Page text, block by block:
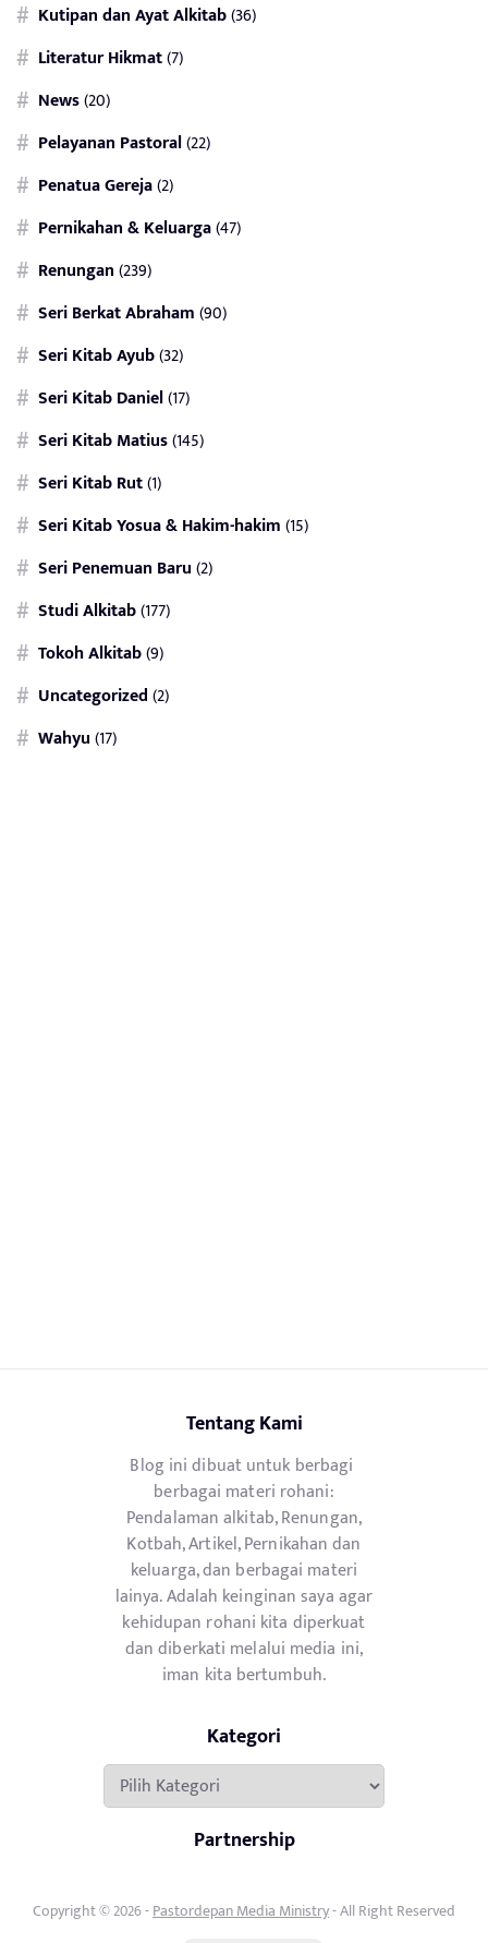
Kutipan dan Ayat Alkitab(36)
Literatur Hikmat(7)
News(20)
Pelayanan Pastoral(22)
Penatua Gereja(2)
Pernikahan & Keluarga(47)
Renungan(239)
Seri Berkat Abraham(90)
Seri Kitab Ayub(32)
Seri Kitab Daniel(17)
Seri Kitab Matius(145)
Seri Kitab Rut(1)
Seri Kitab Yosua & Hakim-hakim(15)
Seri Penemuan Baru(2)
Studi Alkitab(177)
Tokoh Alkitab(9)
Uncategorized(2)
Wahyu(17)
Tentang Kami
Blog ini dibuat untuk berbagi
berbagai materi rohani:
Pendalaman alkitab, Renungan,
Kotbah, Artikel, Pernikahan dan
keluarga, dan berbagai materi
lainya. Adalah keinginan saya agar
kehidupan rohani kita diperkuat
dan diberkati melalui media ini,
iman kita bertumbuh.
Kategori
Kategori
Partnership
Copyright © 2026 -Pastordepan Media Ministry- All Right Reserved